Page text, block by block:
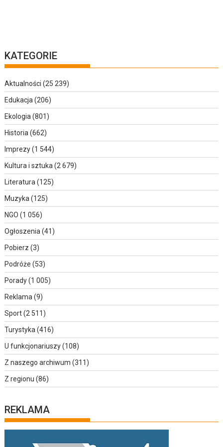
KATEGORIE
Aktualności (25 239)
Edukacja (206)
Ekologia (801)
Historia (662)
Imprezy(1 544)
Kultura i sztuka (2 679)
Literatura (125)
Muzyka (125)
NGO (1 056)
Ogłoszenia (41)
Pobierz (3)
Podróże (53)
Porady(1 005)
Reklama (9)
Sport(2 511)
Turystyka (416)
U funkcjonariuszy(108)
Z naszego archiwum (311)
Z regionu (86)
REKLAMA